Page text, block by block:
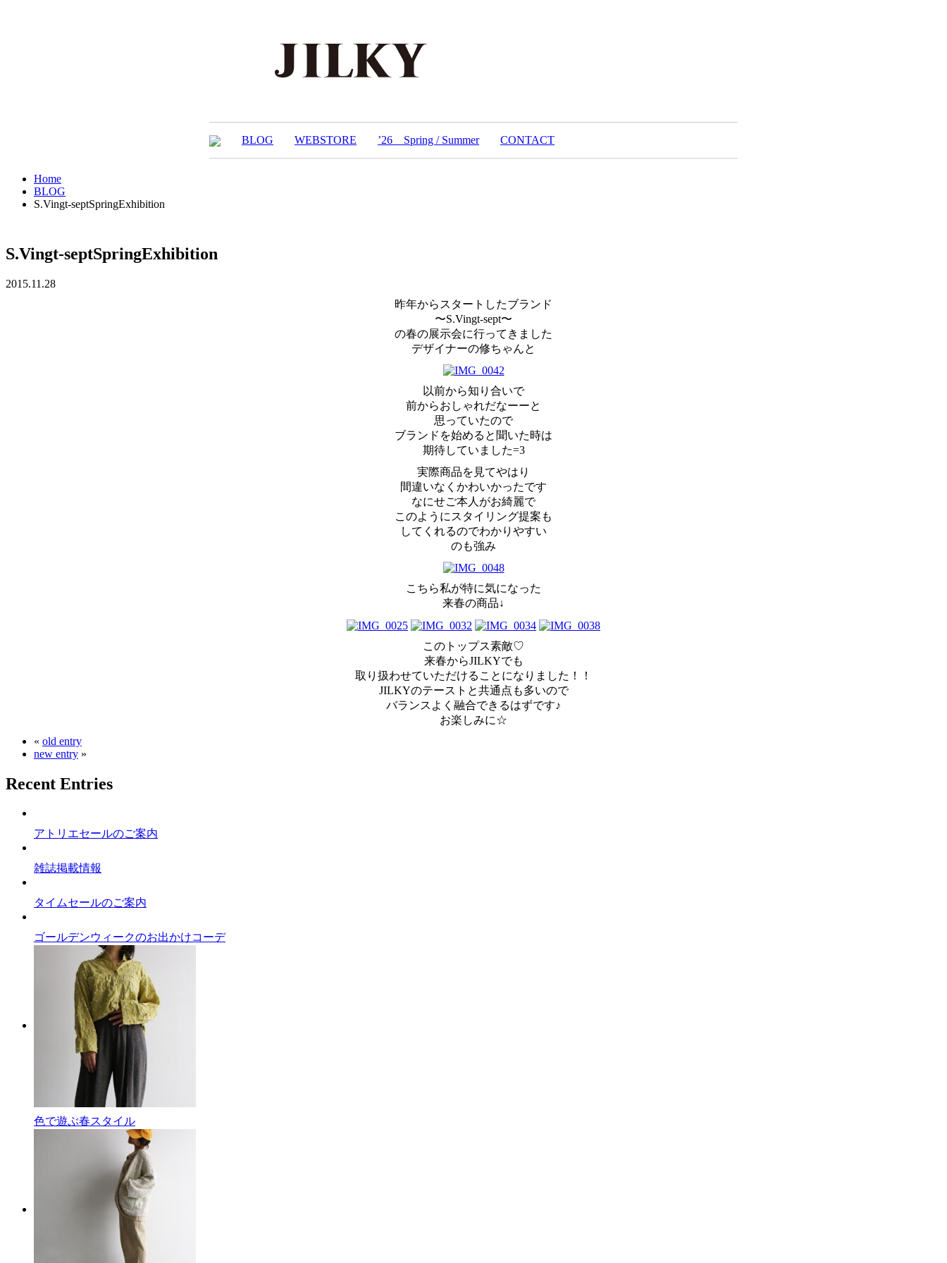
BLOG WEBSTORE ’26 Spring / Summer CONTACT
Home
BLOG
S.Vingt-septSpringExhibition
S.Vingt-septSpringExhibition
2015.11.28
昨年からスタートしたブランド
〜S.Vingt-sept〜
の春の展示会に行ってきました
デザイナーの修ちゃんと
以前から知り合いで
前からおしゃれだなーーと
思っていたので
ブランドを始めると聞いた時は
期待していました=3
実際商品を見てやはり
間違いなくかわいかったです
なにせご本人がお綺麗で
このようにスタイリング提案も
してくれるのでわかりやすい
のも強み
こちら私が特に気になった
来春の商品↓
このトップス素敵♡
来春からJILKYでも
取り扱わせていただけることになりました！！
JILKYのテーストと共通点も多いので
バランスよく融合できるはずです♪
お楽しみに☆
« old entry
new entry »
Recent Entries
アトリエセールのご案内
雑誌掲載情報
タイムセールのご案内
ゴールデンウィークのお出かけコーデ
色で遊ぶ春スタイル